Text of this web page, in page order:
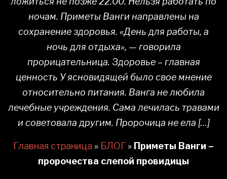
ночам. Приметы Ванги направлены на
сохранение здоровья. «День для работы, а
ночь для отдыха», — говорила
прорицательница. Здоровье – главная
ценность У ясновидящей было свое мнение
относительно питания. Ванга не любила
лечебные учреждения. Сама лечилась травами
и советовала другим. Пророчица не ела […]
Главная страница » БЛОГ » Приметы Ванги –
пророчества слепой провидицы